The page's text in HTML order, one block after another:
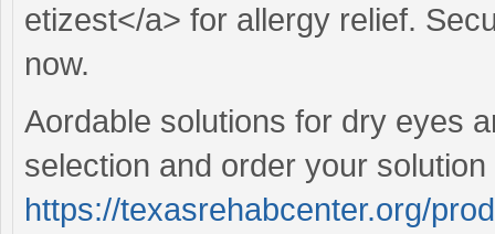
etizest</a> for allergy relief.
now.
Aordable solutions for dry eyes
selection and order your
https://texasrehabcenter.org/